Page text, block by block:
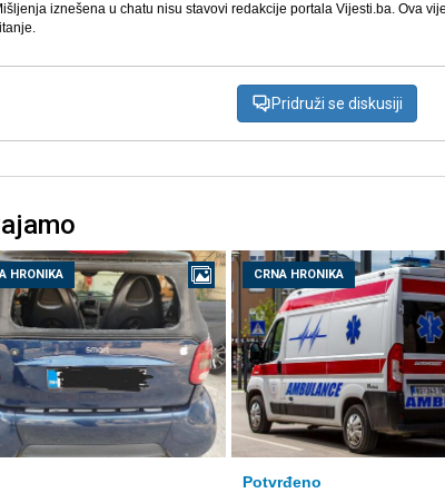
iznešena u chatu nisu stavovi redakcije portala Vijesti.ba. Ova
Pridruži se diskusiji
HRONIKA CRNA HRONIKA
Potvrđeno